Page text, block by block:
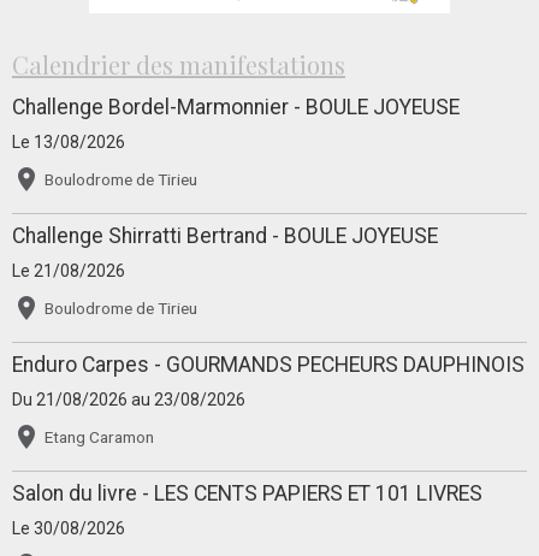
Calendrier des manifestations
Challenge Bordel-Marmonnier - BOULE JOYEUSE
Le 13/08/2026
Boulodrome de Tirieu
Challenge Shirratti Bertrand - BOULE JOYEUSE
Le 21/08/2026
Boulodrome de Tirieu
Enduro Carpes - GOURMANDS PECHEURS DAUPHINOIS
Du 21/08/2026 au 23/08/2026
Etang Caramon
Salon du livre - LES CENTS PAPIERS ET 101 LIVRES
Le 30/08/2026